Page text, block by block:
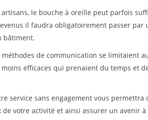
le bouche à oreille peut parfois
il faudra obligatoirement passer par
bâtiment.
de communication se limitaient
efficaces qui prenaient du temps et
service sans engagement vous permettra
votre activité et ainsi assurer un avenir à